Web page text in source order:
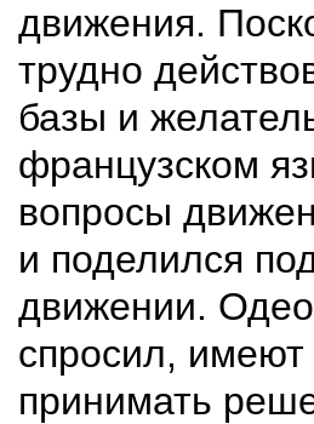
движения.
трудно
базы и
французском
вопросы
и поделился
движении.
спросил,
принимать